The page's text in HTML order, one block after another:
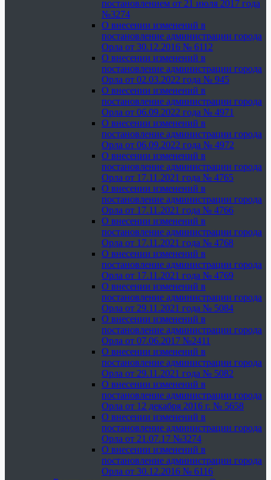
постановлением от 21 июля 2017 года
№3274
О внесении изменений в
постановление администрации города
Орла от 30.12.2016 № 6112
О внесении изменений в
постановление администрации города
Орла от 02.03.2022 года № 945
О внесении изменений в
постановление администрации города
Орла от 06.09.2022 года № 4971
О внесении изменений в
постановление администрации города
Орла от 06.09.2022 года № 4972
О внесении изменений в
постановление администрации города
Орла от 17.11.2021 года № 4765
О внесении изменений в
постановление администрации города
Орла от 17.11.2021 года № 4766
О внесении изменений в
постановление администрации города
Орла от 17.11.2021 года № 4768
О внесении изменений в
постановление администрации города
Орла от 17.11.2021 года № 4769
О внесении изменений в
постановление администрации города
Орла от 29.11.2021 года № 5084
О внесении изменений в
постановление администрации города
Орла от 07.06.2017 №2411
О внесении изменений в
постановление администрации города
Орла от 29.11.2021 года № 5082
О внесении изменений в
постановление администрации города
Орла от 12 декабря 2016 г. № 5658
О внесении изменений в
постановление администрации города
Орла от 21.07.17 №3274
О внесении изменений в
постановление администрации города
Орла от 30.12.2016 № 6116